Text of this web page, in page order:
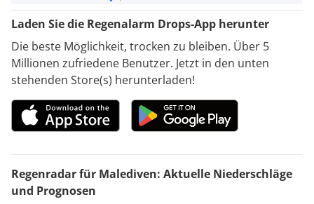
Laden Sie die Regenalarm Drops-App herunter
Die beste Möglichkeit, trocken zu bleiben. Über 5
Millionen zufriedene Benutzer. Jetzt in den unten
stehenden Store(s) herunterladen!
Regenradar für Malediven: Aktuelle Niederschläge
und Prognosen